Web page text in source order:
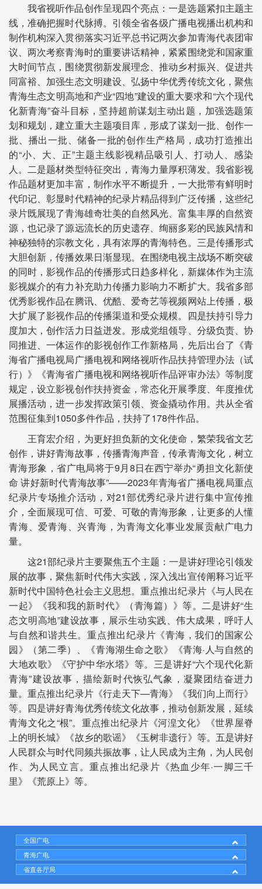
我省视听作品创作呈现四个亮点：一是选题紧扣主题主
线，准确把握时代脉搏。引领全省各级广播电视播出机构和
制作机构深入贯彻落实习近平总书记两次参加青海代表团审
议、两次考察青海时的重要讲话精神，紧紧围绕党和国家重
大时间节点，围绕贯彻新发展理念、推动乡村振兴、促进共
同富裕、加强生态文明建设、弘扬中华优秀传统文化，聚焦
青海生态文明高地和产业“四地”建设的重大要求和“六个现代
化新青海”奋斗目标，坚持超前谋划主动出题，加强选题策
划和规划，建立重大主题项目库，形成了谋划一批、创作一
批、播出一批、储备一批的创作生产格局，成功打造推出
的“小、大、正”主题主线影视精品吸引人、打动人、感染
人。二是题材类型特征突出，青海力量厚积薄发。我省影视
作品题材更加丰富，制作水平不断提升，一大批带有鲜明时
代印记、彰显时代精神的纪录片精品得到广泛传播，这些纪
录片既展现了青海雄奇壮美的自然风光、富集丰厚的自然资
源，也记录了源远流长的历史遗存、绚丽多彩的民族风情和
神秘独特的宗教文化，具有浓厚的青海特色。三是传播形式
大胆创新，传播效果日渐显现。在围绕电视主战场不断突破
的同时，影视作品的传播形式日趋多样化，新媒体作为主流
影视媒介的有力补充助力传播力影响力不断扩大。我省多部
优秀影视作品在腾讯、优酷、爱奇艺等视频网站上传播，极
大扩展了影视作品的传播渠道和受众规模。四是扶持引导力
度加大，创作活力日益迸发。形成党组领导、分级负责、协
同推进、一体运作的影视创作工作新格局，先后出台了《青
海省广播电视局广播电视和网络视听作品扶持管理办法（试
行）》《青海省广播电视和网络视听作品评审办法》等制度
规定，设立影视创作扶持资金，常态化开展季度、年度推优
展播活动，进一步发挥政策引领、资金撬动作用。共从全省
范围征集到1050多件作品，扶持了178件作品。
王育宏介绍，为更好担负新的文化使命，繁荣我省文艺
创作，讲好青海故事，传播青海声音，传承青海文化，树立
青海形象，省广电局将于9月8日在西宁举办“勇担文化新使
命 讲好新时代青海故事”——2023年青海省广播电视局重点
纪录片专场推介活动，对21部优秀纪录片进行集中宣传推
介，全面展现可信、可爱、可敬的青海形象，让更多的人懂
青海、爱青海、兴青海，为青海文化事业发展贡献广电力
量。
这21部纪录片主要聚焦五个主题：一是讲好理论引领发
展的故事，聚焦新时代伟大实践，深入浅出宣传阐释习近平
新时代中国特色社会主义思想。重点推出纪录片《与人民在
一起》《我和我的新时代》（青海篇）》等。二是讲好“生
态文明高地”建设故事，展示生动实践、伟大成果，呼吁人
与自然和谐共生。重点推出纪录片《青海，我们的国家公
园》（第二季）、《青海湖生命之歌》《青海·人与自然的
大地欢歌》《守护中华水塔》等。三是讲好“六个现代化新
青海”建设故事，描绘新时代恢弘气象，凝聚团结奋进力
量。重点推出纪录片《行走天下—青海》《我们向上而行》
等。四是讲好青海优秀传统文化故事，推动创新发展，延续
青海文化之“根”。重点推出纪录片《河湟文化》《世界屋脊
上的明长城》《故乡的歌谣》《玉树非遗行》等。五是讲好
人民群众与时代同频共振故事，让人民成为主角，为人民创
作、为人民立言。重点推出纪录片《热血少年·一脚三千
里》《荒原上》等。
全国广电
青海广电
省直各厅局